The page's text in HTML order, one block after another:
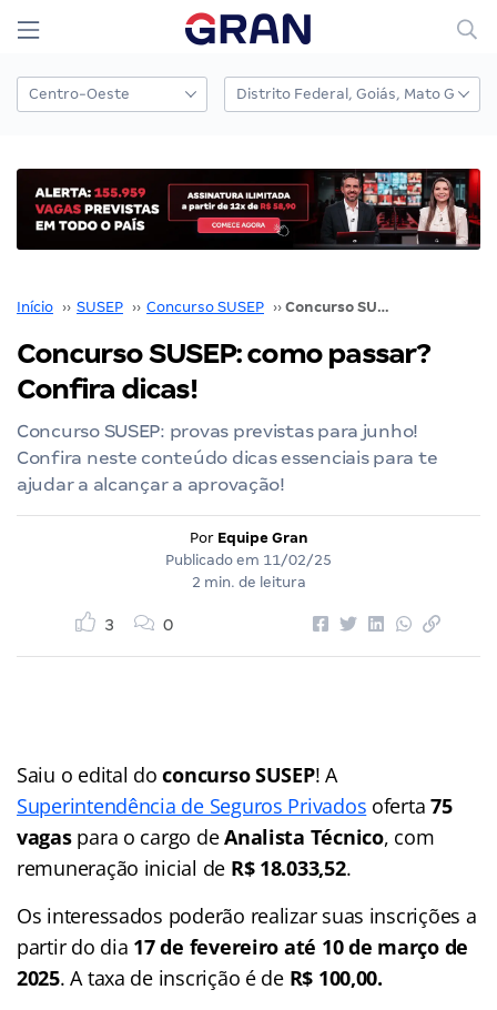
Início ›› SUSEP ›› Concurso SUSEP ›› Concurso SUSEP: como passar? Confira dicas!
Concurso SUSEP: como passar?
Confira dicas!
Concurso SUSEP: provas previstas para junho!
Confira neste conteúdo dicas essenciais para te
ajudar a alcançar a aprovação!
Por Equipe Gran
Publicado em 11/02/25
2 min. de leitura
3 0
Saiu o edital doconcurso SUSEP! A
Superintendência de Seguros Privados oferta75
vagaspara o cargo deAnalista Técnico, com
remuneração inicial de R$ 18.033,52.
Os interessados poderão realizar suas inscrições a
partir do dia 17 de fevereiro até 10 de março de
2025. A taxa de inscrição é de R$ 100,00.